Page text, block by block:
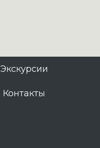
Экскурсии
Контакты